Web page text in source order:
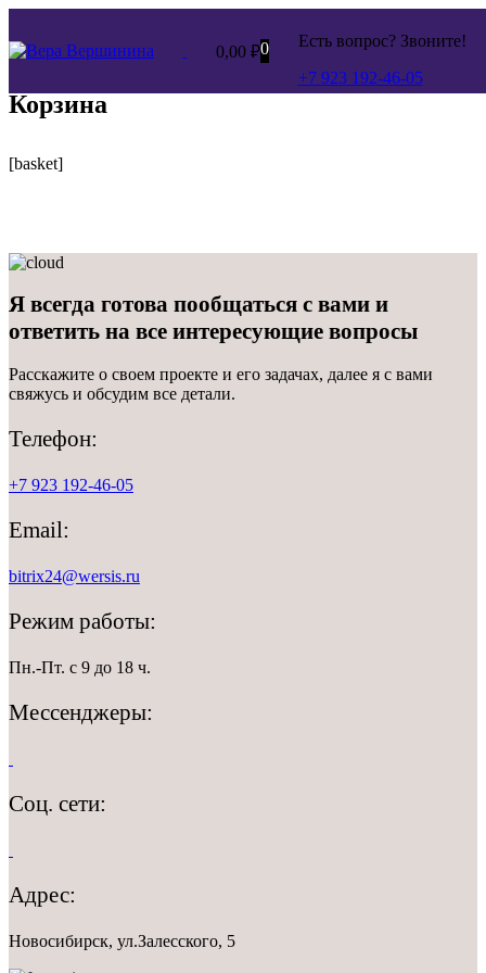
0,00 ₽0
Есть вопрос? Звоните!
+7 923 192-46-05
Корзина
[basket]
Я всегда готова пообщаться с вами и
ответить на все интересующие вопросы
Расскажите о своем проекте и его задачах, далее я с вами
свяжусь и обсудим все детали.
Телефон:
+7 923 192-46-05
Email:
bitrix24@wersis.ru
Режим работы:
Пн.-Пт. с 9 до 18 ч.
Мессенджеры:
Соц. сети:
Адрес:
Новосибирск, ул.Залесского, 5